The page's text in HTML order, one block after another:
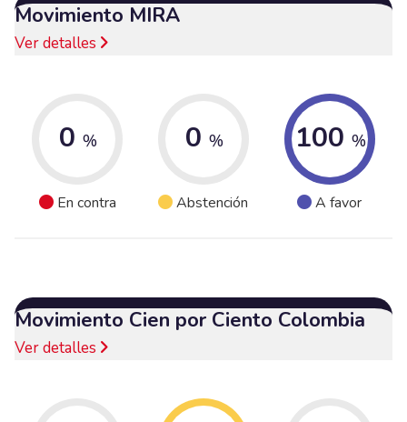
Movimiento MIRA
Ver detalles
0 %
En contra
0 %
Abstención
100 %
A favor
Movimiento Cien por Ciento Colombia
Ver detalles